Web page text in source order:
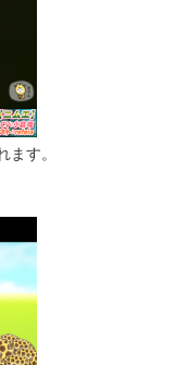
す。